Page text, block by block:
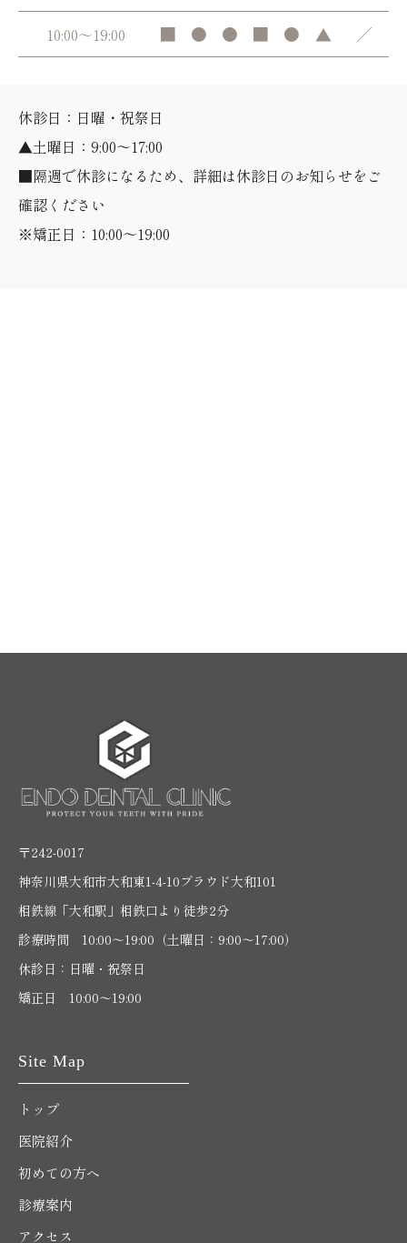
10:00～19:00 ■ ● ● ■ ● ▲ ／
休診日：日曜・祝祭日
▲土曜日：9:00～17:00
■隔週で休診になるため、詳細は休診日のお知らせをご
確認ください
※矯正日：10:00～19:00
〒242-0017
神奈川県大和市大和東1-4-10プラウド大和101
相鉄線「大和駅」相鉄口より徒歩2分
診療時間 10:00〜19:00（土曜日：9:00～17:00）
休診日：日曜・祝祭日
矯正日 10:00～19:00
Site Map
トップ
医院紹介
初めての方へ
診療案内
アクセス